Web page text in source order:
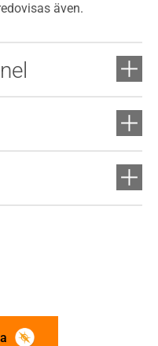
även.